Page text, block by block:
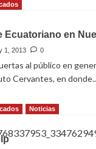
Ecuatoriano en
1, 2013 0
al público en
Cervantes, en
Noticias